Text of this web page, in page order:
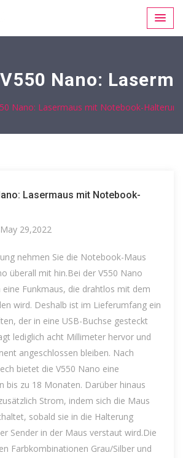
Nano:
Nano: Lasermaus mit Notebook-Halterung
Lasermaus mit Notebook-
May 29,2022
nehmen Sie die Notebook-Maus
überall mit hin.Bei der V550 Nano
eine Funkmaus, die drahtlos mit dem
wird. Deshalb ist im Lieferumfang ein
der in eine USB-Buchse gesteckt
lediglich acht Millimeter hervor und
angeschlossen bleiben. Nach
bietet die V550 Nano eine
bis zu 18 Monaten. Darüber hinaus
Strom, indem sich die Maus
sobald sie in die Halterung
Sender in der Maus verstaut wird.Die
Farbkombinationen Grau/Silber und